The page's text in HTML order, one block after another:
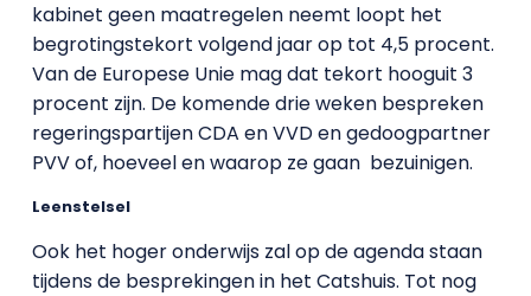
kabinet geen maatregelen neemt loopt het
begrotingstekort volgend jaar op tot 4,5 procent.
Van de Europese Unie mag dat tekort hooguit 3
procent zijn. De komende drie weken bespreken
regeringspartijen CDA en VVD en gedoogpartner
PVV of, hoeveel en waarop ze gaan bezuinigen.
Leenstelsel
Ook het hoger onderwijs zal op de agenda staan
tijdens de besprekingen in het Catshuis. Tot nog